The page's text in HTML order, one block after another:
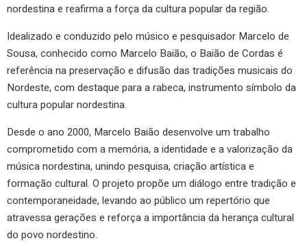
nordestina e reafirma a força da cultura popular da região.
Idealizado e conduzido pelo músico e pesquisador Marcelo de
Sousa, conhecido como Marcelo Baião, o Baião de Cordas é
referência na preservação e difusão das tradições musicais do
Nordeste, com destaque para a rabeca, instrumento símbolo da
cultura popular nordestina.
Desde o ano 2000, Marcelo Baião desenvolve um trabalho
comprometido com a memória, a identidade e a valorização da
música nordestina, unindo pesquisa, criação artística e
formação cultural. O projeto propõe um diálogo entre tradição e
contemporaneidade, levando ao público um repertório que
atravessa gerações e reforça a importância da herança cultural
do povo nordestino.